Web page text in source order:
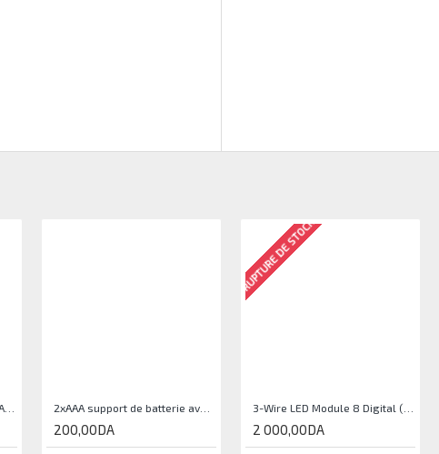
Camera 5MP Pour Raspberry Pi
2 700,00DA
2xAAA support de batterie avec couvercle et interrupteur
200,00DA
RUPTURE DE STOCK
2 000,00DA